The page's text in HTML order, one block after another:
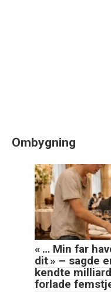
Ombygning
« … Min far
dit » – sagde
kendte
forlade